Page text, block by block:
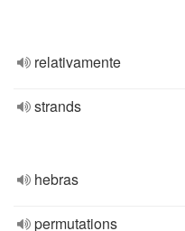
relativamente
strands
hebras
permutations